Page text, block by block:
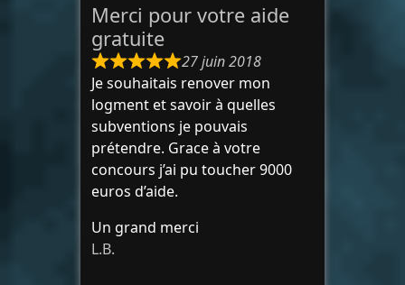
Merci pour votre aide
gratuite
27 juin 2018
Je souhaitais renover mon
logment et savoir à quelles
subventions je pouvais
prétendre. Grace à votre
concours j’ai pu toucher 9000
euros d’aide.
Un grand merci
L.B.